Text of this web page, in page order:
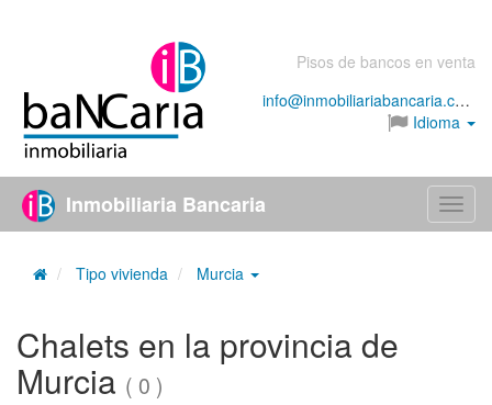
Pisos de bancos en venta
info@inmobiliariabancaria.com
Idioma
Menú
Inmobiliaria Bancaria
Tipo vivienda Murcia
Chalets en la provincia de
Murcia ( 0 )